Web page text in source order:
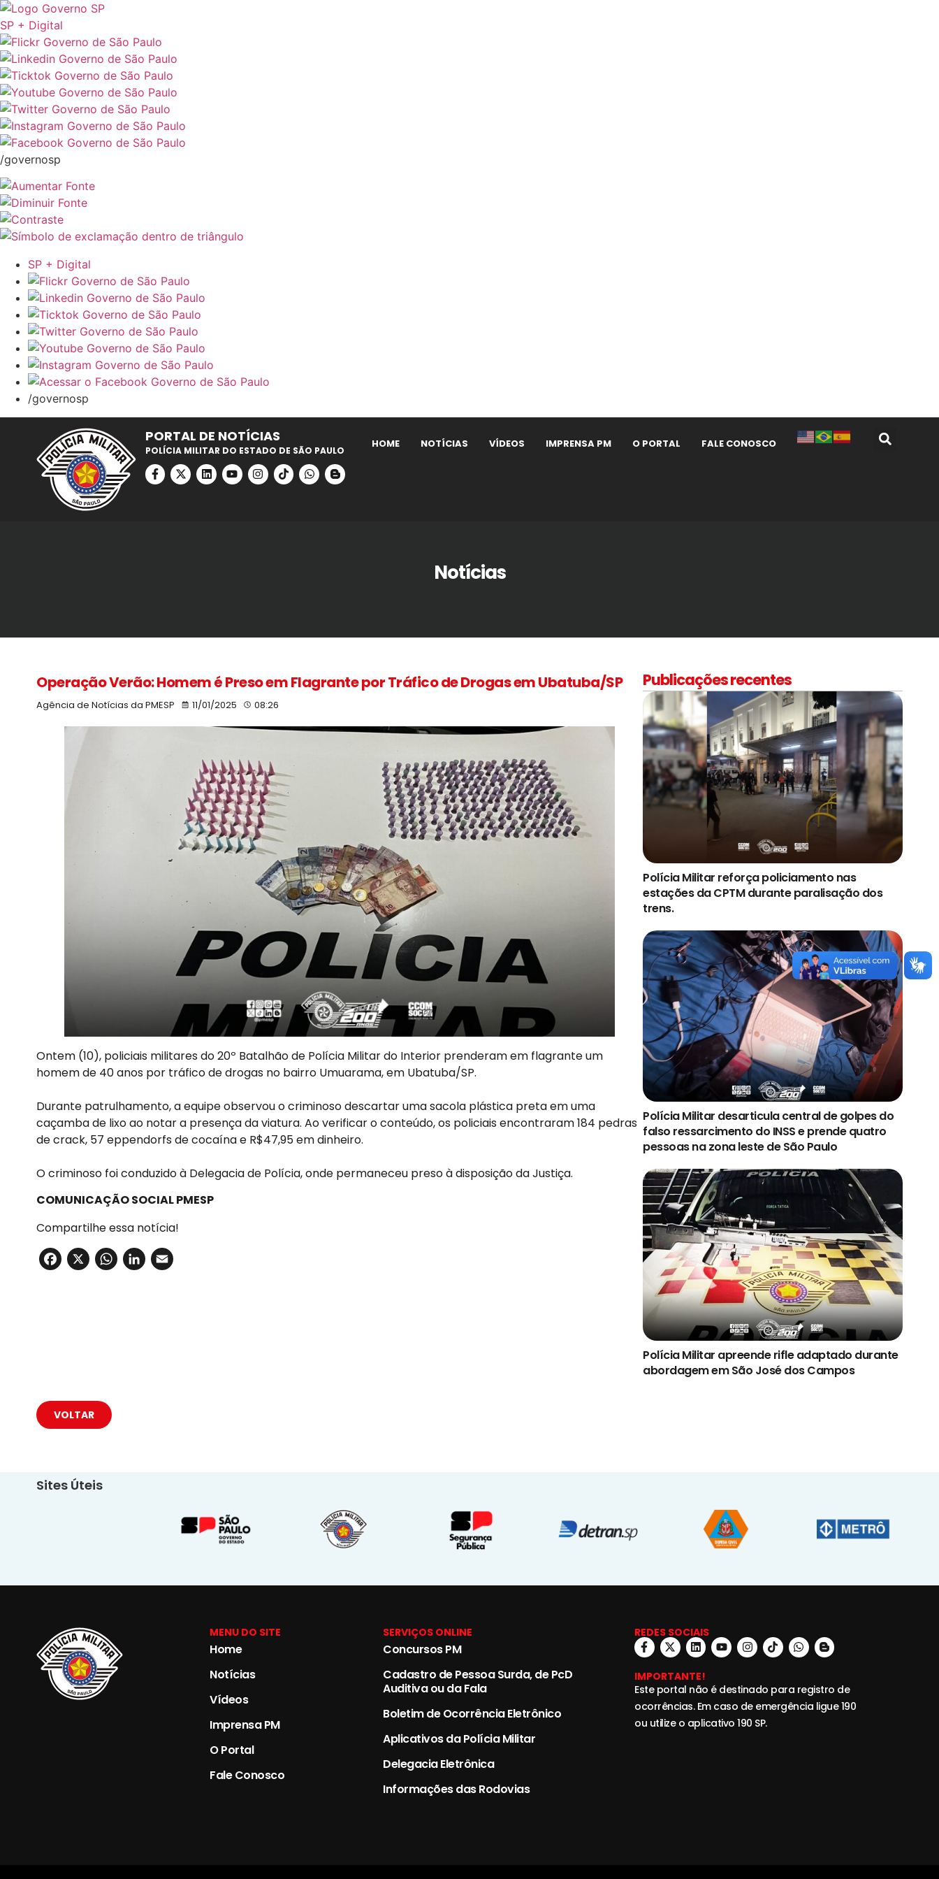
SP + Digital
/governosp
SP + Digital
/governosp
PORTAL DE NOTÍCIAS
POLÍCIA MILITAR DO ESTADO DE SÃO PAULO
HOME NOTÍCIAS VÍDEOS IMPRENSA PM O PORTAL FALE CONOSCO
Notícias
Operação Verão: Homem é Preso em Flagrante por Tráfico de Drogas em Ubatuba/SP
Agência de Notícias da PMESP 11/01/2025 08:26
Ontem (10), policiais militares do 20º Batalhão de Polícia Militar do Interior prenderam em flagrante um
homem de 40 anos por tráfico de drogas no bairro Umuarama, em Ubatuba/SP.
Durante patrulhamento, a equipe observou o criminoso descartar uma sacola plástica preta em uma
caçamba de lixo ao notar a presença da viatura. Ao verificar o conteúdo, os policiais encontraram 184 pedras
de crack, 57 eppendorfs de cocaína e R$47,95 em dinheiro.
O criminoso foi conduzido à Delegacia de Polícia, onde permaneceu preso à disposição da Justiça.
COMUNICAÇÃO SOCIAL PMESP
Compartilhe essa notícia!
Facebook
X WhatsApp
LinkedIn
Publicações recentes
Polícia Militar reforça policiamento nas
estações da CPTM durante paralisação dos
trens.
Polícia Militar desarticula central de golpes do
falso ressarcimento do INSS e prende quatro
pessoas na zona leste de São Paulo
Polícia Militar apreende rifle adaptado durante
abordagem em São José dos Campos
VOLTAR
Sites Úteis
MENU DO SITE
Home
Notícias
Vídeos
Imprensa PM
O Portal
Fale Conosco
SERVIÇOS ONLINE
Concursos PM
Cadastro de Pessoa Surda, de PcD
Auditiva ou da Fala
Boletim de Ocorrência Eletrônico
Aplicativos da Polícia Militar
Delegacia Eletrônica
Informações das Rodovias
REDES SOCIAIS
IMPORTANTE!
Este portal não é destinado para registro de
ocorrências. Em caso de emergência ligue 190
ou utilize o aplicativo 190 SP.